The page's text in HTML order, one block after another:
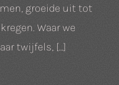
groeide uit tot
Waar we
twijfels, […]